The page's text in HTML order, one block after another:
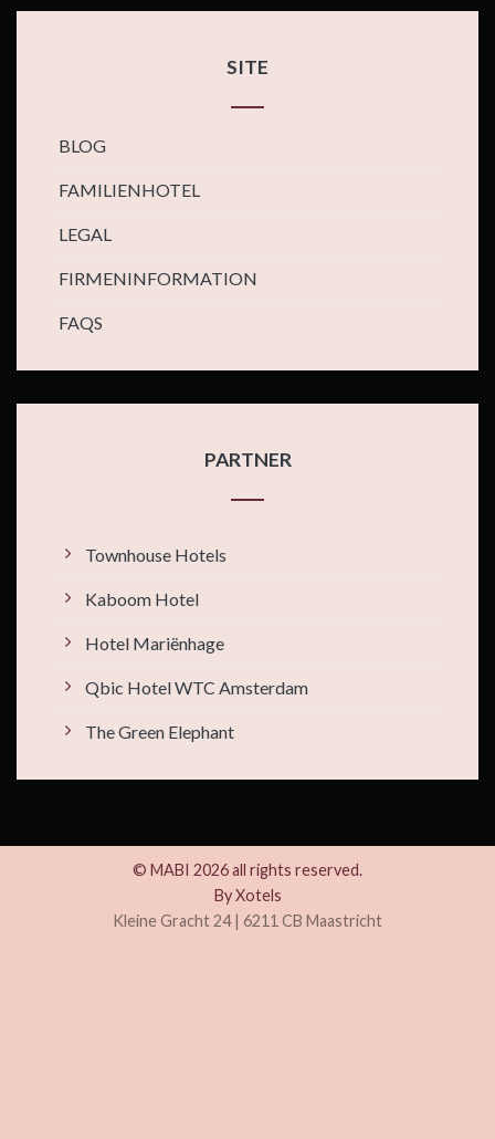
SITE
BLOG
FAMILIENHOTEL
LEGAL
FIRMENINFORMATION
FAQS
PARTNER
Townhouse Hotels
Kaboom Hotel
Hotel Mariënhage
Qbic Hotel WTC Amsterdam
The Green Elephant
© MABI 2026 all rights reserved.
ByXotels
Kleine Gracht 24 | 6211 CB Maastricht